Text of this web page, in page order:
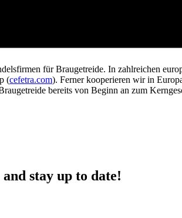
um neue
für Braugetreide. In zahlreichen
(cefetra.com). Ferner kooperieren wir in
bereits von Beginn an zum
stay up to date!